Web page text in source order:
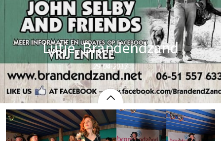
Lutje, Brandendzand
29-04-2017